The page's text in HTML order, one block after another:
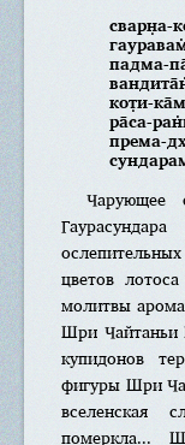
сварн̣а-
падма-
кот̣и-
ра̄са-
према-
Чарующее
цветов
молитвы
Шри
купидонов
фигуры Шри
вселенская
померкла...